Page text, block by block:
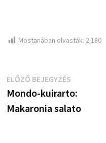
Mostanában olvasták: 2 180
Bejegyzés
navigáció
ELŐZŐ BEJEGYZÉSElőző
bejegyzés:
Mondo-kuirarto:
Makaronia salato